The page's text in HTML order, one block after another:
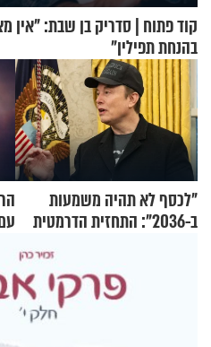
קוד פתוח | סדריק בן שבת: "אין
בהנחת תפילין"
"לכסף לא תהיה משמעות
ב-2036": התחזית הדרמטית